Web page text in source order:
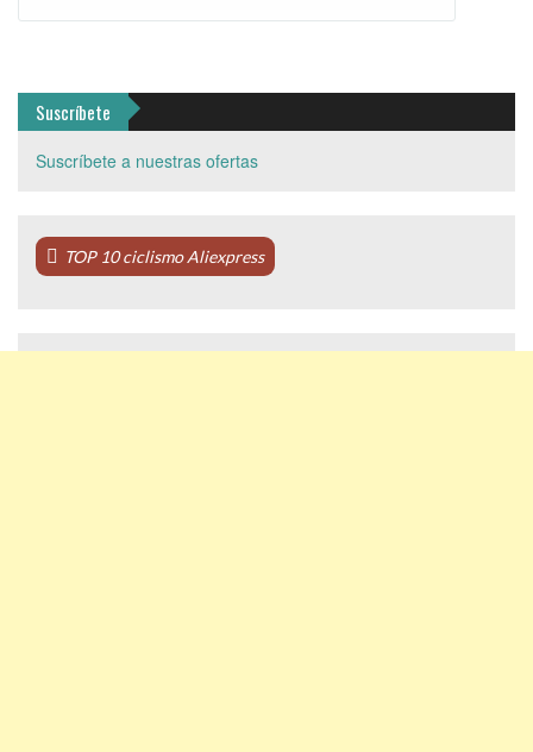
Suscríbete
Suscríbete a nuestras ofertas
TOP 10 ciclismo Aliexpress